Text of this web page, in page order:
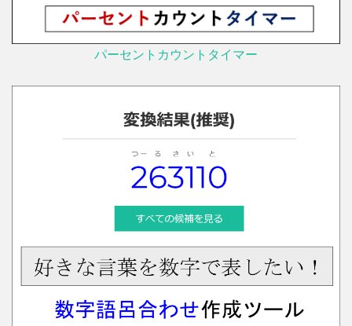
パーセントカウントタイマー